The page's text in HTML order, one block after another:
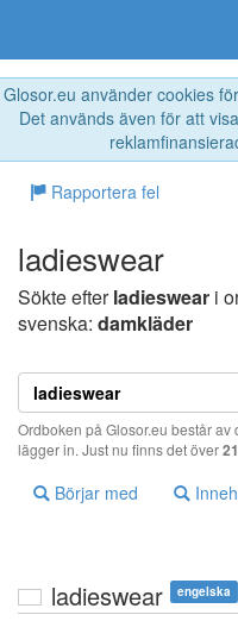
Glosor.eu använder cookies
Det används även för att
Rapportera fel
ladieswear
Sökte efterladieswear i
svenska: damkläder
Ordboken på Glosor.eu består
lägger in. Just nu finns det över
Börjar med
ladieswear engelska